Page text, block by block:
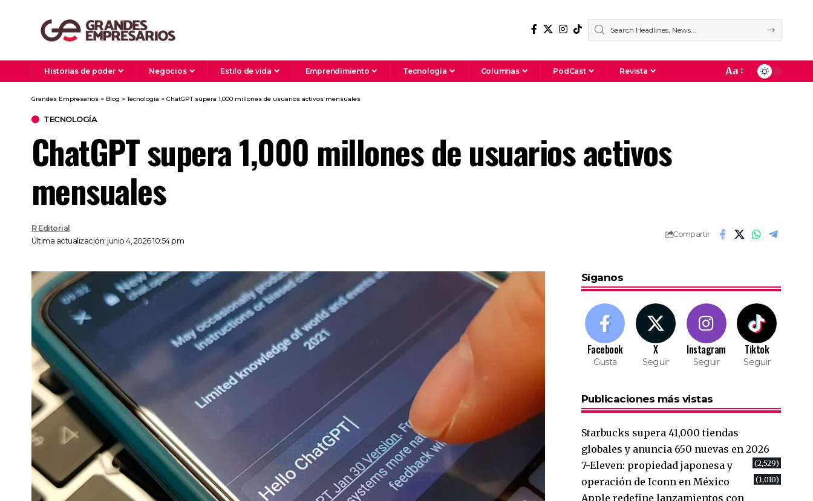
Historias de poder Negocios Estilo de vida Emprendimiento Tecnología Columnas PodCast Revista Aa
Grandes Empresarios > Blog >Tecnología > ChatGPT supera 1,000 millones de usuarios activos mensuales
TECNOLOGÍA
ChatGPT supera 1,000 millones de usuarios activos
mensuales
Última actualización: junio 4, 2026 10:54 pm
R Editorial
Compartir
Síganos
Facebook
Gusta
X
Seguir
Instagram
Seguir
Tiktok
Seguir
Publicaciones más vistas
Starbucks supera 41,000 tiendas
globales y anuncia 650 nuevas en 2026
(2,529)
7-Eleven: propiedad japonesa y
operación de Iconn en México
(1,010)
Apple redefine lanzamientos con